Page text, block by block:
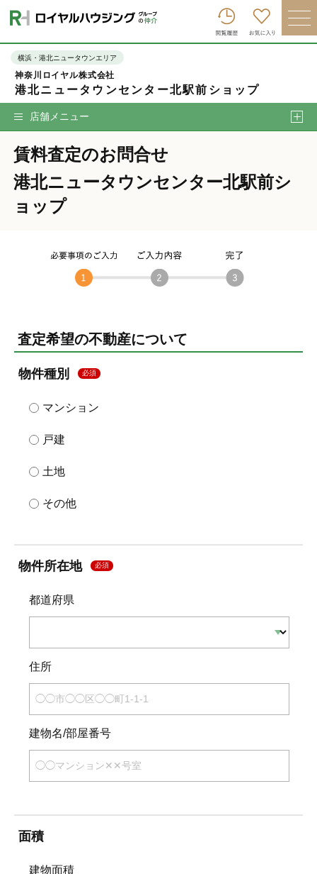
横浜・港北ニュータウンエリア
神奈川ロイヤル株式会社
港北ニュータウンセンター北駅前ショップ
店舗メニュー
賃料査定のお問合せ
港北ニュータウンセンター北駅前シ
ョップ
査定希望の不動産について
物件種別 必須
マンション
戸建
土地
その他
物件所在地 必須
都道府県
住所
建物名/部屋番号
面積
建物面積
ロイヤルハウジンググループトップへ
買いたい
売りたい
借りたい
貸したい
店舗を探す
企業情報